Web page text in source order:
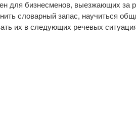
для бизнесменов, выезжающих
словарный запас, научиться
их в следующих речевых